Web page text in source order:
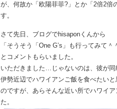
が、何故か「欧陽菲菲?」とか「2倍2倍
す。
さて先日、ブログでhisaponくんから
「そうそう「One G’s」も行ってみて
とコメントもらいました。
いただきました…じゃないのは、彼が同
伊勢近辺でハワイアンご飯を食べたい
のですが、あらそんな近い所でハワイ
た。